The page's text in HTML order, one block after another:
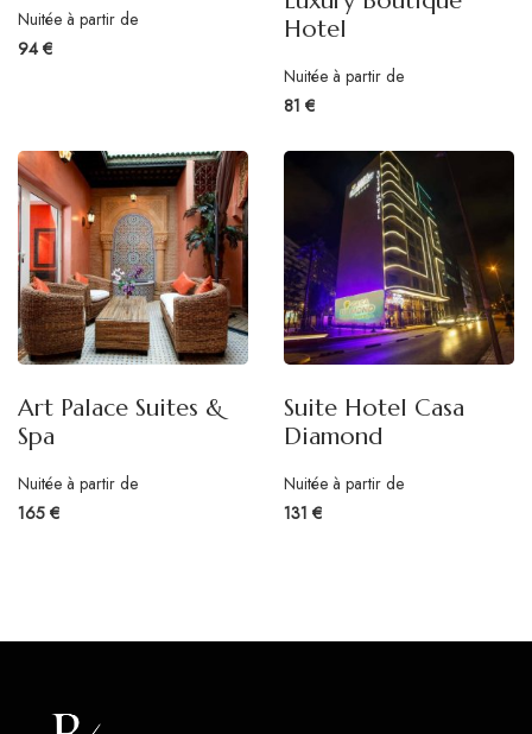
Nuitée à partir de
94 €
Hotel
Nuitée à partir de
81 €
Art Palace Suites &
Spa
Nuitée à partir de
165 €
Suite Hotel Casa
Diamond
Nuitée à partir de
131 €